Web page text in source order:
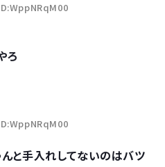
ろ
と手入れしてないのはバツ